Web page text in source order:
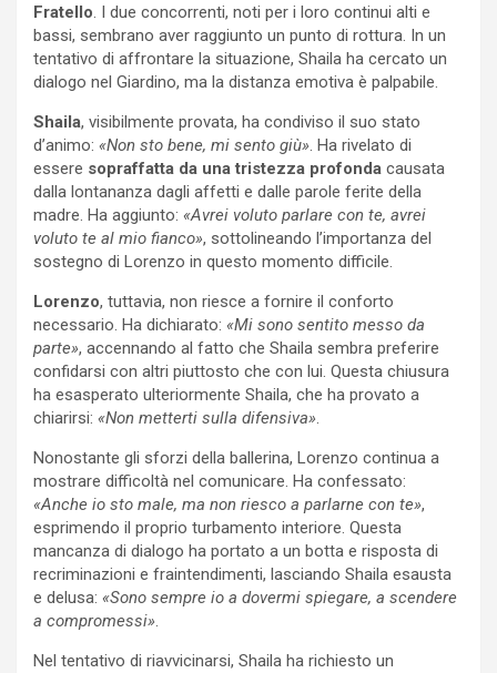
Fratello. I due concorrenti, noti per i loro continui alti e
bassi, sembrano aver raggiunto un punto di rottura. In un
tentativo di affrontare la situazione, Shaila ha cercato un
dialogo nel Giardino, ma la distanza emotiva è palpabile.
Shaila, visibilmente provata, ha condiviso il suo stato
d’animo: «Non sto bene, mi sento giù». Ha rivelato di
essere sopraffatta da una tristezza profonda causata
dalla lontananza dagli affetti e dalle parole ferite della
madre. Ha aggiunto: «Avrei voluto parlare con te, avrei
voluto te al mio fianco», sottolineando l’importanza del
sostegno di Lorenzo in questo momento difficile.
Lorenzo, tuttavia, non riesce a fornire il conforto
necessario. Ha dichiarato: «Mi sono sentito messo da
parte», accennando al fatto che Shaila sembra preferire
confidarsi con altri piuttosto che con lui. Questa chiusura
ha esasperato ulteriormente Shaila, che ha provato a
chiarirsi: «Non metterti sulla difensiva».
Nonostante gli sforzi della ballerina, Lorenzo continua a
mostrare difficoltà nel comunicare. Ha confessato:
«Anche io sto male, ma non riesco a parlarne con te»,
esprimendo il proprio turbamento interiore. Questa
mancanza di dialogo ha portato a un botta e risposta di
recriminazioni e fraintendimenti, lasciando Shaila esausta
e delusa: «Sono sempre io a dovermi spiegare, a scendere
a compromessi».
Nel tentativo di riavvicinarsi, Shaila ha richiesto un